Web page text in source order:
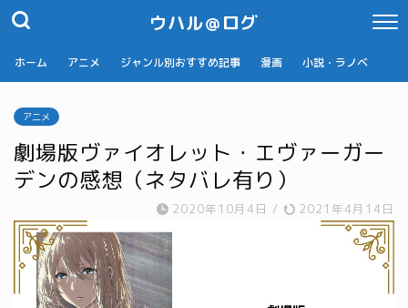
ウハル＠ログ
ホーム アニメ ジャンル別おすすめ記事 漫画 小説・ラノベ
アニメ
劇場版ヴァイオレット・エヴァーガー
デンの感想（ネタバレ有り）
2020年10月4日 / 2021年4月14日